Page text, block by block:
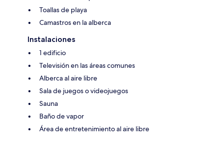
Toallas de playa
Camastros en la alberca
Instalaciones
1 edificio
Televisión en las áreas comunes
Alberca al aire libre
Sala de juegos o videojuegos
Sauna
Baño de vapor
Área de entretenimiento al aire libre